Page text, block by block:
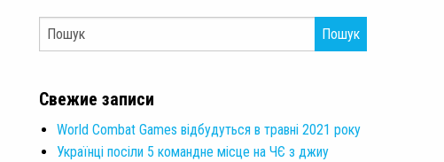
Пошук
Свежие записи
World Combat Games відбудуться в травні 2021 року
Українці посіли 5 командне місце на ЧЄ з джиу